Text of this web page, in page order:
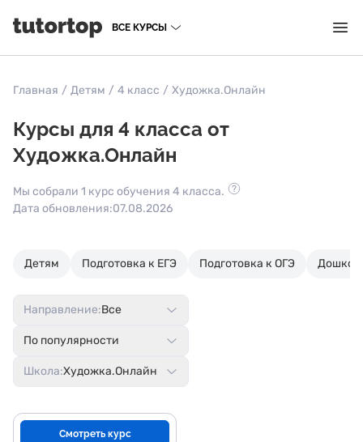
ВСЕ КУРСЫ
Главная / Детям / 4 класс / Художка.Онлайн
Курсы для 4 класса от
Художка.Онлайн
Мы собрали 1 курс обучения 4 класса.
Дата обновления:07.08.2026
Детям Подготовка к ЕГЭ Подготовка к ОГЭ
Школа:Художка.Онлайн
По популярности
Направление:Все
Смотреть курс